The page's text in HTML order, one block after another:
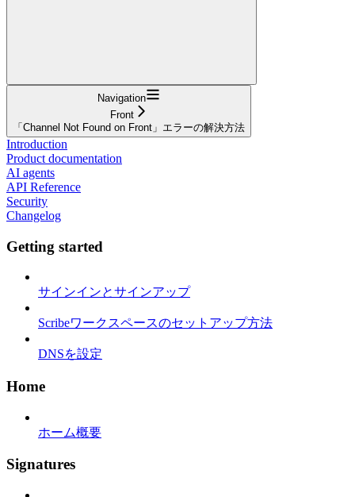
Navigation
Front
「Channel Not Found on Front」エラーの解決方法
Introduction
Product documentation
AI agents
API Reference
Security
Changelog
Getting started
サインインとサインアップ
Scribeワークスペースのセットアップ方法
DNSを設定
Home
ホーム概要
Signatures